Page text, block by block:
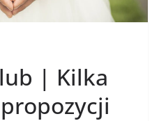
| Kilka